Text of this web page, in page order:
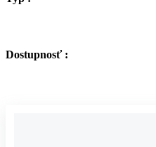
Dostupnosť :